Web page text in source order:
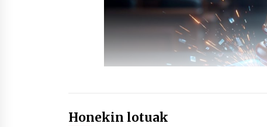
Honekin lotuak